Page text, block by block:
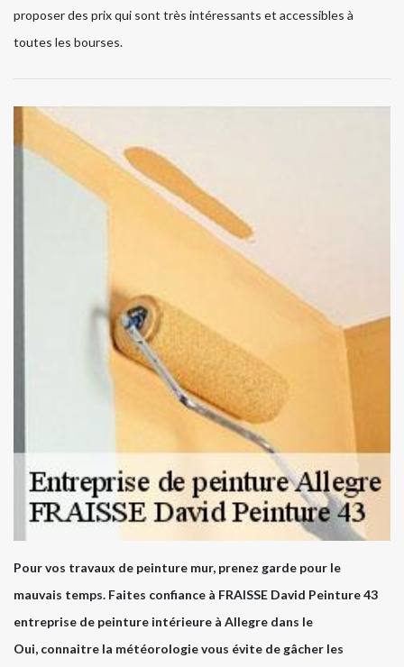
proposer des prix qui sont très intéressants et accessibles à
toutes les bourses.
Pour vos travaux de peinture mur, prenez garde pour le
mauvais temps. Faites confiance à FRAISSE David Peinture 43
entreprise de peinture intérieure à Allegre dans le
Oui, connaitre la météorologie vous évite de gâcher les